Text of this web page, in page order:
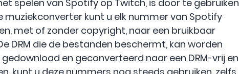
spelen van Spotify op Twitch, is door te gebruiken
muziekconverter kunt u elk nummer van Spotify
met of zonder copyright, naar een bruikbaar
DRM die de bestanden beschermt, kan worden
en geconverteerd naar een DRM-vrij en